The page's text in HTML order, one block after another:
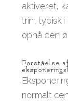
aktiveret,
trin, typisk
opnå den
Forståelse
normalt